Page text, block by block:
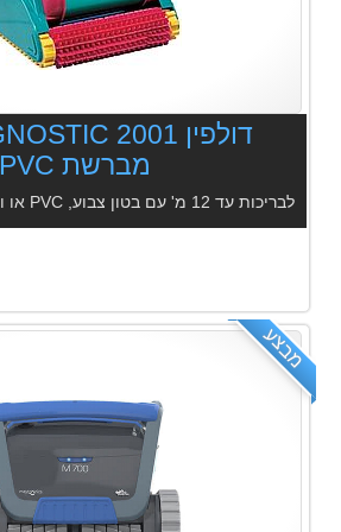
מברשת PVC
לבריכות עד 12 מ' עם בטון צבוע, PVC או ויניל
מבצע